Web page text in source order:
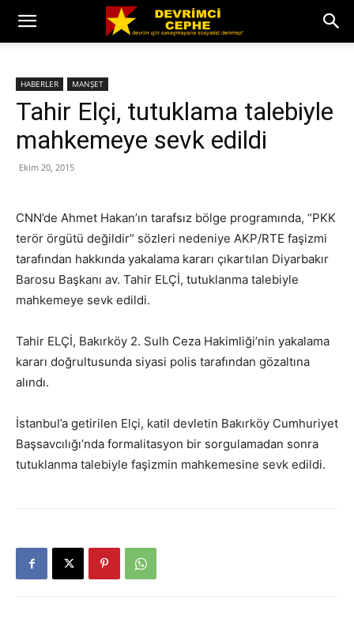
HABERLER MANŞET
Tahir Elçi, tutuklama talebiyle
mahkemeye sevk edildi
Ekim 20, 2015
CNN’de Ahmet Hakan’ın tarafsız bölge programında, “PKK
terör örgütü değildir” sözleri nedeniye AKP/RTE faşizmi
tarafından hakkında yakalama kararı çıkartılan Diyarbakır
Barosu Başkanı av. Tahir ELÇİ, tutuklanma talebiyle
mahkemeye sevk edildi.
Tahir ELÇİ, Bakırköy 2. Sulh Ceza Hakimliği’nin yakalama
kararı doğrultusunda siyasi polis tarafından gözaltına
alındı.
İstanbul’a getirilen Elçi, katil devletin Bakırköy Cumhuriyet
Başsavcılığı’nda formalitasyon bir sorgulamadan sonra
tutuklanma talebiyle faşizmin mahkemesine sevk edildi.